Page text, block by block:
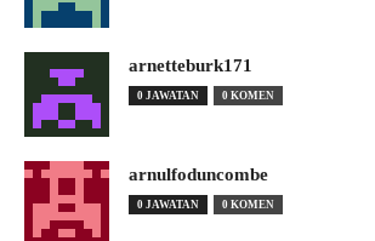
arnetteburk171
0 JAWATAN 0 KOMEN
arnulfoduncombe
0 JAWATAN 0 KOMEN